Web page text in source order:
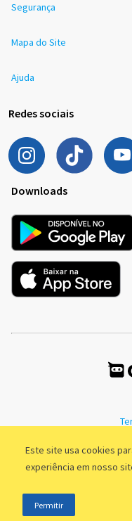
Este site usa cookies
experiência em nosso
Permitir
Segurança
Mapa do Site
Ajuda
Redes sociais
Downloads
©2011 - 2026, GetNinjas
Fernandes Coelho,